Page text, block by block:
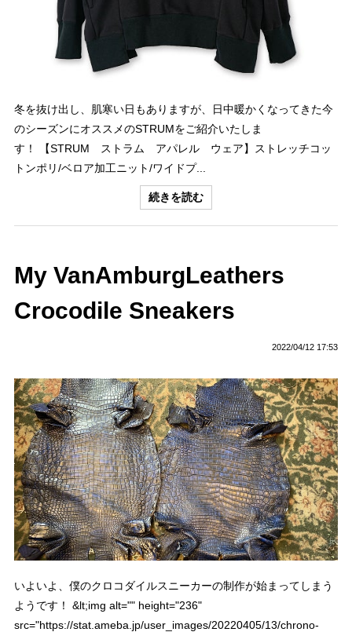
冬を抜け出し、肌寒い日もありますが、日中暖かくなってきた今
のシーズンにオススメのSTRUMをご紹介いたしま
す！ 【STRUM ストラム アパレル ウェア】ストレッチコッ
トンポリ/ベロア加工ニット/ワイドプ...
続きを読む
My VanAmburgLeathers
Crocodile Sneakers
2022/04/12 17:53
いよいよ、僕のクロコダイルスニーカーの制作が始まってしまう
ようです！ &lt;img alt="" height="236"
src="https://stat.ameba.jp/user_images/20220405/13/chrono-